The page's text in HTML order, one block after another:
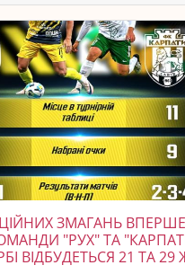
ЗМАГАНЬ ВПЕРШЕ
"РУХ" ТА
ВІДБУДЕТЬСЯ 21 ТА